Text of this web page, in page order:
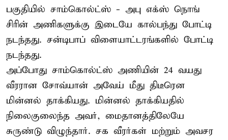
பகுதியில் சாம்கொல்ட்ஸ் - அபு எக்ஸ் நொங்
சிரின் அணிகளுக்கு இடையே கால்பந்து போட்டி
நடந்தது. சன்டிபாப் விளையாட்டரங்களில் போட்டி
நடந்தது.
அப்போது சாம்கொல்ட்ஸ் அணியின் 24 வயது
வீரரான சோவ்யான் அவேய் மீது திடீரென
மின்னல் தாக்கியது. மின்னல் தாக்கியதில்
நிலைகுலைந்த அவர், மைதானத்திலேயே
சுருண்டு விழுந்தார். சக வீரர்கள் மற்றும் அவசர